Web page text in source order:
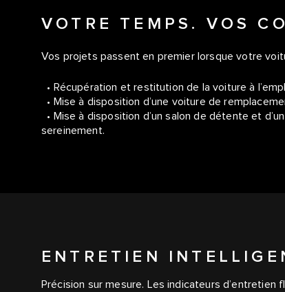
VOTRE TEMPS. VOS
Vos projets passent en premier lorsque votre
• Récupération et restitution de la voiture à
• Mise à disposition d’une voiture de
• Mise à disposition d’un salon de détente et
sereinement.
ENTRETIEN
Précision sur mesure. Les indicateurs